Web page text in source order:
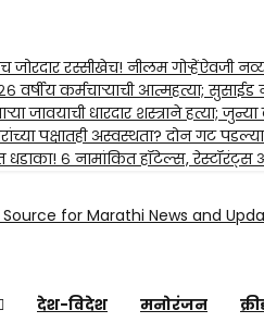
रस्सीखेच! नीलम गोऱ्हेंऐवजी नव्या
वर्षीय कर्मचाऱ्याची आत्महत्या;
जावयाची धारदार शस्त्राने हत्या;
पक्षातही अस्वस्थता? दोन गट
६ नामांकित हॉटेल्स, रेस्टॉरंट्स
देश-विदेश मनोरंजन